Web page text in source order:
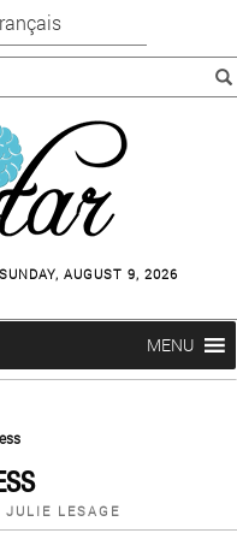
SUNDAY, AUGUST 9, 2026
MENU
JULIE LESAGE